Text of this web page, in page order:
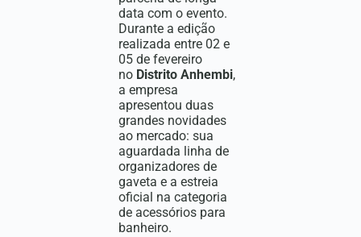
data com o evento.
Durante a edição
realizada entre 02 e
05 de fevereiro
no Distrito Anhembi,
a empresa
apresentou duas
grandes novidades
ao mercado: sua
aguardada linha de
organizadores de
gaveta e a estreia
oficial na categoria
de acessórios para
banheiro.